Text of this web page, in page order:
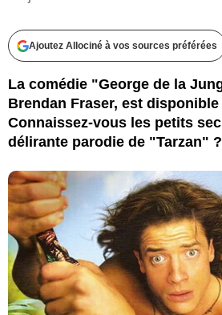
Ajoutez Allociné à vos sources préférées
La comédie "George de la
Brendan Fraser, est
Connaissez-vous les petits
délirante parodie de "Tarzan" ?